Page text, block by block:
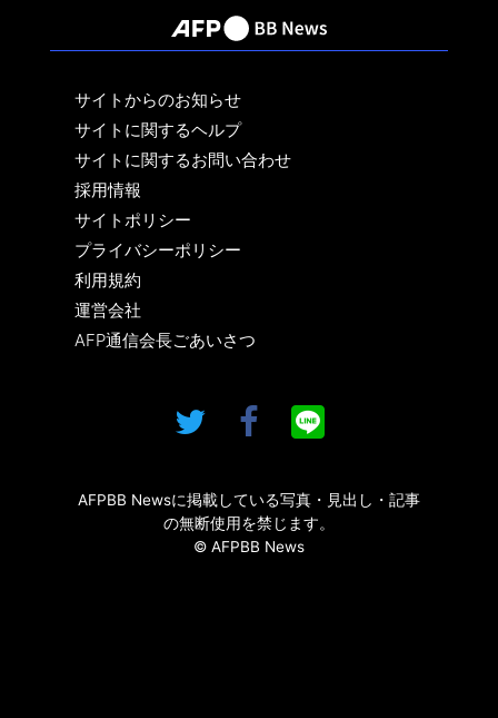
サイトからのお知らせ
サイトに関するヘルプ
サイトに関するお問い合わせ
採用情報
サイトポリシー
プライバシーポリシー
利用規約
運営会社
AFP通信会長ごあいさつ
AFPBB Newsに掲載している写真・見出し・記事
の無断使用を禁じます。
© AFPBB News